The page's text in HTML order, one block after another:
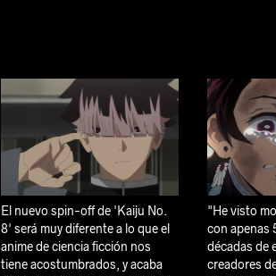
El nuevo spin-off de 'Kaiju No.
8' será muy diferente a lo que el
anime de ciencia ficción nos
tiene acostumbrados, y acaba
"He visto
con apenas
décadas de
creadores